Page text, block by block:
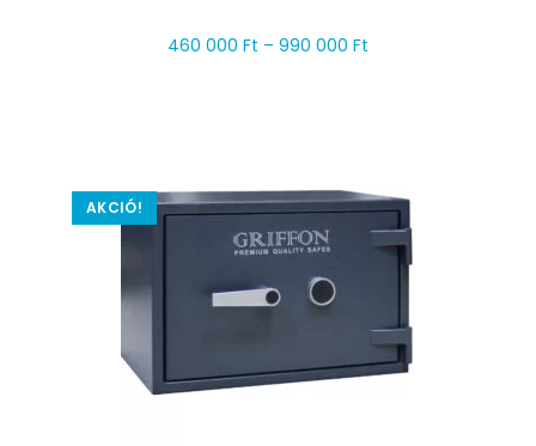
460 000 Ft – 990 000 Ft
AKCIÓ!